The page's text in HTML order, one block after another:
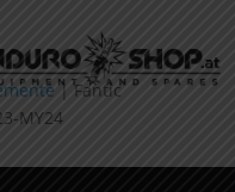
|Fantic
MY24